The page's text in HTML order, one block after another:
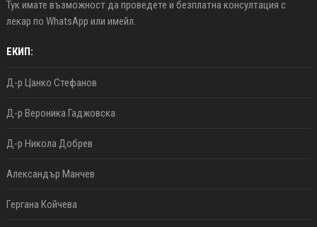
Тук имате възможност да проведете и безплатна консултация с
лекар по WhatsApp или имейл.
ЕКИП:
Д-р Цанко Стефанов
Д-р Вероника Гаджовска
Д-р Никола Добрев
Александър Манчев
Гергана Койчева